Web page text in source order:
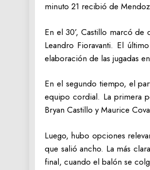
minuto 21 recibió de
En el 30’, Castillo marcó de
Leandro Fioravanti. El
elaboración de las jugadas
En el segundo tiempo, el
equipo cordial. La primera
Bryan Castillo y Maurice
Luego, hubo opciones
que salió ancho. La más
final, cuando el balón se